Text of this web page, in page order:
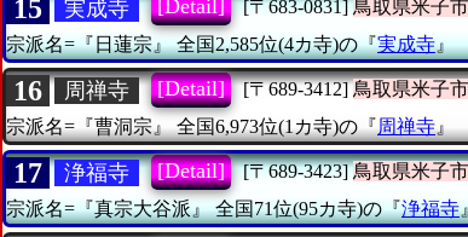
15 実成寺 [Detail] [〒683-0831] 鳥取県米子市
宗派名=『日蓮宗』 全国2,585位(4カ寺)の『実成寺
16 周禅寺 [Detail] [〒689-3412] 鳥取県米子市
宗派名=『曹洞宗』
全国6,973位(1カ寺)の『周禅寺 』
17 浄福寺 [Detail] [〒689-3423] 鳥取県米子市
宗派名=『真宗大谷派』 全国71位(95カ寺)の『浄福寺